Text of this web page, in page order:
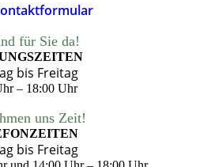
für Sie da!
bis Freitag
– 18:00 Uhr
uns Zeit!
bis Freitag